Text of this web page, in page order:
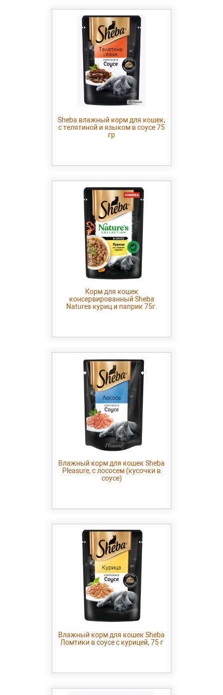
Sheba влажный корм для кошек,
с телятиной и языком в соусе 75
гр
Корм для кошек
консервированный Sheba
Natures куриц и паприк 75г.
Влажный корм для кошек Sheba
Pleasure, с лососем (кусочки в
соусе)
Влажный корм для кошек Sheba
Ломтики в соусе с курицей, 75 г